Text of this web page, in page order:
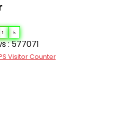
1 5
: 577071
Visitor Counter